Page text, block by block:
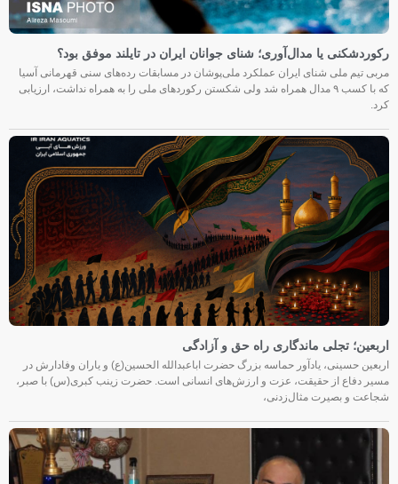
رکوردشکنی یا مدال‌آوری؛ شنای جوانان ایران در تایلند موفق بود؟
مربی تیم ملی شنای ایران عملکرد ملی‌پوشان در مسابقات رده‌های سنی قهرمانی آسیا
که با کسب ۹ مدال همراه شد ولی شکستن رکوردهای ملی را به همراه نداشت، ارزیابی
کرد.
اربعین؛ تجلی ماندگاری راه حق و آزادگی
اربعین حسینی، یادآور حماسه بزرگ حضرت اباعبدالله الحسین(ع) و یاران وفادارش در
مسیر دفاع از حقیقت، عزت و ارزش‌های انسانی است. حضرت زینب کبری(س) با صبر،
شجاعت و بصیرت مثال‌زدنی،